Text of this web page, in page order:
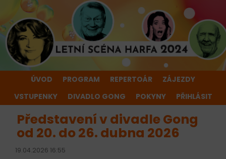
ÚVOD PROGRAM REPERTOÁR
ZÁJEZDY
VSTUPENKY
DIVADLO GONG POKYNY PŘIHLÁSIT
Představení v divadle Gong
od 20. do 26. dubna 2026
19.04.2026 16:55